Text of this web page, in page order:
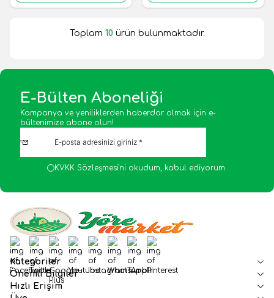
Toplam 10 ürün bulunmaktadır.
E-Bülten Aboneliği
Kampanya ve yeniliklerden haberdar olmak için e-
bültenimize abone olun!
KVKK Sözleşmesi'niokudum, kabul ediyorum.
Facebook
TwitterGoogle-Plus
YoutubeInstagram
WhatsApp
TumblrPinterest
Kategoriler
Önemli Bilgiler
Hızlı Erişim